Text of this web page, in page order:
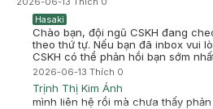
Hasaki
Chào bạn, đội ngũ CSKH đang
theo thứ tự. Nếu bạn đã inbox vui
CSKH có thể phản hồi bạn sớm
2026-06-13 Thích 0
Trịnh Thị Kim Ánh
mình liên hệ rồi mà chưa thấy